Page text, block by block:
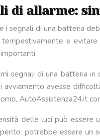
di allarme:
i segnali di una batteria
e evitare
segnali di una batteria
avviamento avesse
AutoAssistenza24.it
delle luci può
potrebbe essere un